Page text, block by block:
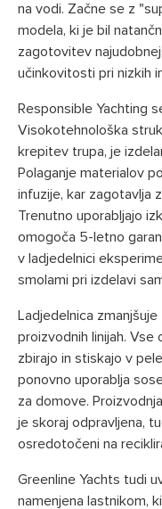
na vodi. Začne se z
modela, ki je bil
zagotovitev
učinkovitosti pri nizkih
Responsible Yachting
Visokotehnološka
krepitev trupa, je
Polaganje materialov
infuzije, kar zagotavlja
Trenutno uporabljajo
omogoča 5-letno
v ladjedelnici
smolami pri izdelavi
Ladjedelnica
proizvodnih linijah.
zbirajo in stiskajo v
ponovno uporablja
za domove.
je skoraj odpravljena,
osredotočeni na
Greenline Yachts tudi
namenjena lastnikom,